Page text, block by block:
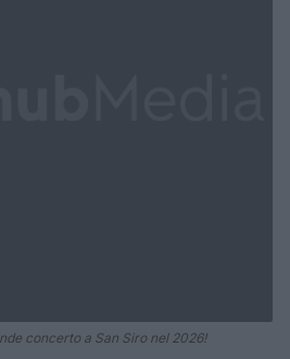
concerto a San Siro nel 2026!